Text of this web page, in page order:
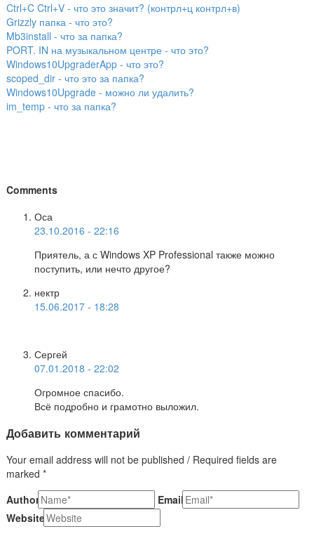
Ctrl+C Ctrl+V - что это значит? (контрл+ц контрл+в)
Grizzly папка - что это?
Mb3install - что за папка?
PORT. IN на музыкальном центре - что это?
Windows10UpgraderApp - что это?
scoped_dir - что это за папка?
Windows10Upgrade - можно ли удалить?
im_temp - что за папка?
Comments
Оса
23.10.2016 - 22:16
Приятель, а с Windows XP Professional также можно
поступить, или нечто другое?
нектр
15.06.2017 - 18:28
Сергей
07.01.2018 - 22:02
Огромное спасибо.
Всё подробно и грамотно выложил.
Добавить комментарий
Your email address will not be published / Required fields are
marked *
Author
Email
Website